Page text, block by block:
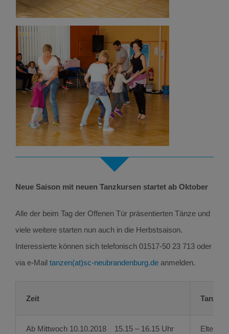
Neue Saison mit neuen Tanzkursen startet ab Oktober
Alle der beim Tag der Offenen Tür präsentierten Tänze und
viele weitere starten nun auch in die Herbstsaison.
Interessierte können sich telefonisch 01517-50 23 713 oder
via e-Mail tanzen(at)sc-neubrandenburg.de anmelden.
Zeit Tanz
Ab Mittwoch 10.10.2018 15.15 – 16.15 Uhr Eltern-